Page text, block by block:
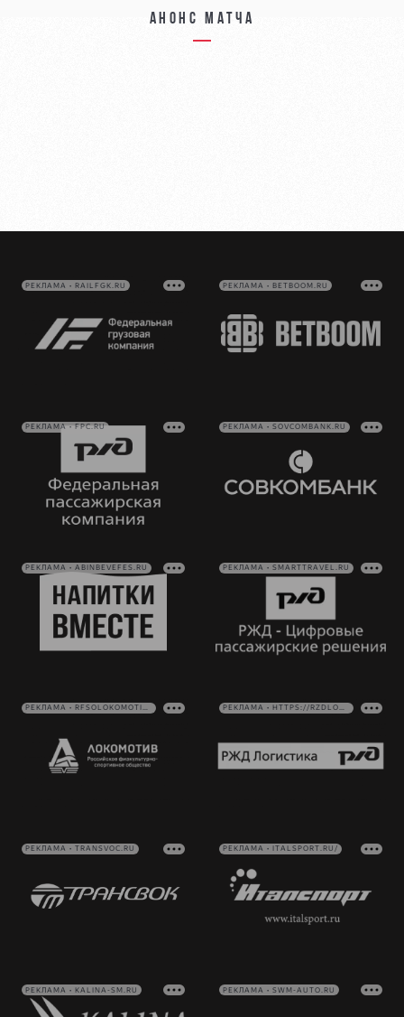
Анонс матча
РЕКЛАМА • RAILFGK.RU РЕКЛАМА • BETBOOM.RU
РЕКЛАМА • FPC.RU РЕКЛАМА • SOVCOMBANK.RU
РЕКЛАМА • ABINBEVEFES.RU РЕКЛАМА • SMARTTRAVEL.RU
РЕКЛАМА • RFSOLOKOMOTIV.RU РЕКЛАМА • HTTPS://RZDLOG.RU/
РЕКЛАМА • TRANSVOC.RU РЕКЛАМА • ITALSPORT.RU/
РЕКЛАМА • KALINA-SM.RU РЕКЛАМА • SWM-AUTO.RU